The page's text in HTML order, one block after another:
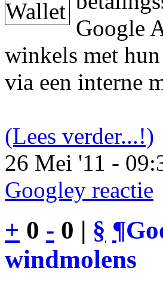
Google
winkels met
via een interne
(Lees verder...!)
26 Mei '11 -
Googley reactie
+ 0 - 0 | § ¶
windmolens